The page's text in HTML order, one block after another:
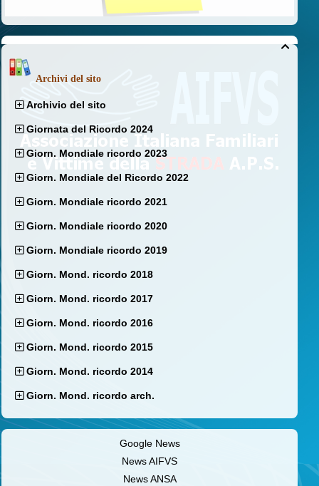

Archivi del sito
Archivio del sito
Giornata del Ricordo 2024
Giorn. Mondiale ricordo 2023
Giorn. Mondiale del Ricordo 2022
Giorn. Mondiale ricordo 2021
Giorn. Mondiale ricordo 2020
Giorn. Mondiale ricordo 2019
Giorn. Mond. ricordo 2018
Giorn. Mond. ricordo 2017
Giorn. Mond. ricordo 2016
Giorn. Mond. ricordo 2015
Giorn. Mond. ricordo 2014
Giorn. Mond. ricordo arch.
Google News
News AIFVS
News ANSA